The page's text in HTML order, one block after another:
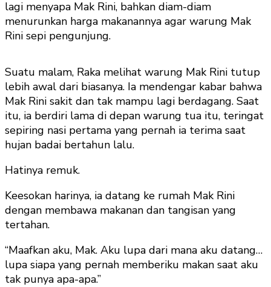
lagi menyapa Mak Rini, bahkan diam-diam
menurunkan harga makanannya agar warung Mak
Rini sepi pengunjung.
Suatu malam, Raka melihat warung Mak Rini tutup
lebih awal dari biasanya. Ia mendengar kabar bahwa
Mak Rini sakit dan tak mampu lagi berdagang. Saat
itu, ia berdiri lama di depan warung tua itu, teringat
sepiring nasi pertama yang pernah ia terima saat
hujan badai bertahun lalu.
Hatinya remuk.
Keesokan harinya, ia datang ke rumah Mak Rini
dengan membawa makanan dan tangisan yang
tertahan.
“Maafkan aku, Mak. Aku lupa dari mana aku datang…
lupa siapa yang pernah memberiku makan saat aku
tak punya apa-apa.”